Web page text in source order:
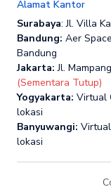
Alamat Kantor
Surabaya: Jl. Villa
Bandung: Aer
Bandung
Jakarta: Jl.
(Sementara Tutup)
Yogyakarta: Virtual
lokasi
Banyuwangi:
lokasi